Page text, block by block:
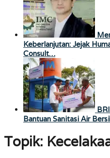
Keberlanjutan: Jejak
Consult…
Bantuan Sanitasi Air
Topik: